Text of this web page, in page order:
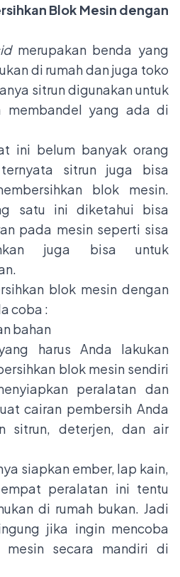
Blok Mesin dengan
merupakan benda yang
di rumah dan juga toko
sitrun digunakan untuk
membandel yang ada di
ini belum banyak orang
sitrun juga bisa
blok mesin.
satu ini diketahui bisa
pada mesin seperti sisa
juga bisa untuk
blok mesin dengan
coba :
bahan
harus Anda lakukan
blok mesin sendiri
peralatan dan
cairan pembersih Anda
sitrun, deterjen, dan air
siapkan ember, lap kain,
peralatan ini tentu
di rumah bukan. Jadi
jika ingin mencoba
mesin secara mandiri di